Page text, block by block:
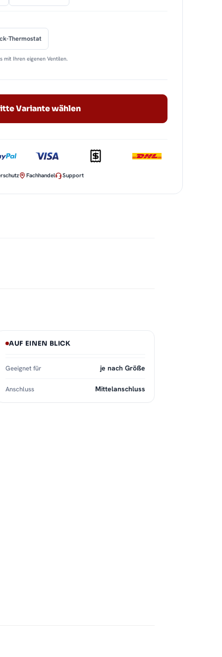
Thermostat
mit Ihren eigenen Ventilen.
Variante wählen
Fachhandel Support
AUF EINEN BLICK
Geeignet für je nach Größe
Anschluss Mittelanschluss